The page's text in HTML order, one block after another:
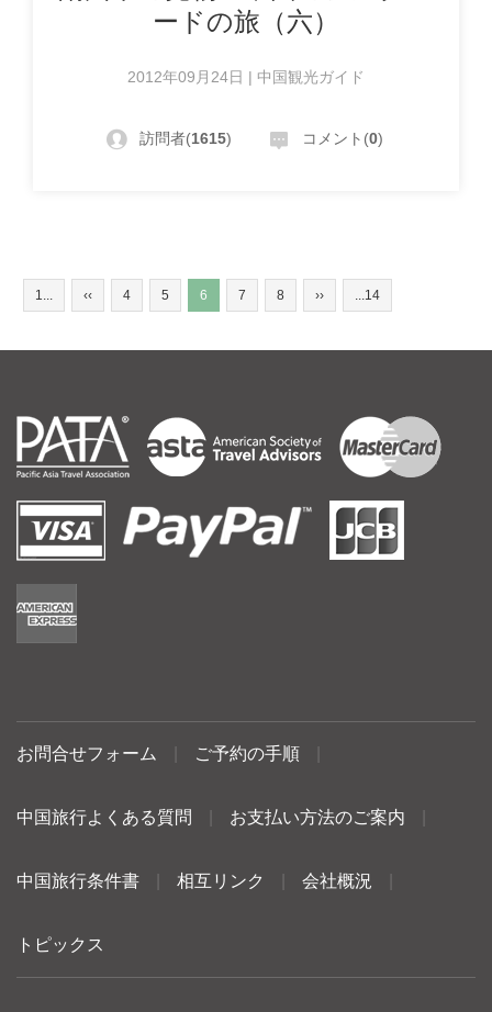
ードの旅（六）
2012年09月24日 | 中国観光ガイド
訪問者(1615) コメント(0)
1... ‹‹ 4 5 6 7 8 ›› ...14
お問合せフォーム ご予約の手順
中国旅行よくある質問 お支払い方法のご案内
中国旅行条件書 相互リンク 会社概況
トピックス